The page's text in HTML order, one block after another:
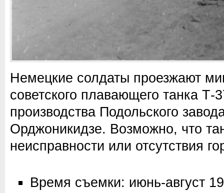
Немецкие солдаты проезжают
советского плавающего танка
производства Подольского
Орджоникидзе. Возможно, что
неисправности или отсутствия
Время съемки: июнь-август